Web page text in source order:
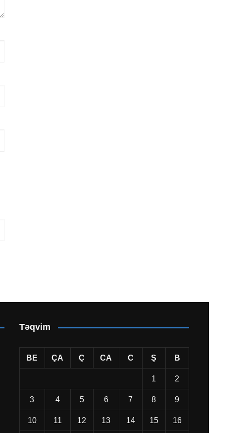
Təqvim
BE ÇA Ç CA C Ş B
1 2
3 4 5 6 7 8 9
10 11 12 13 14 15 16